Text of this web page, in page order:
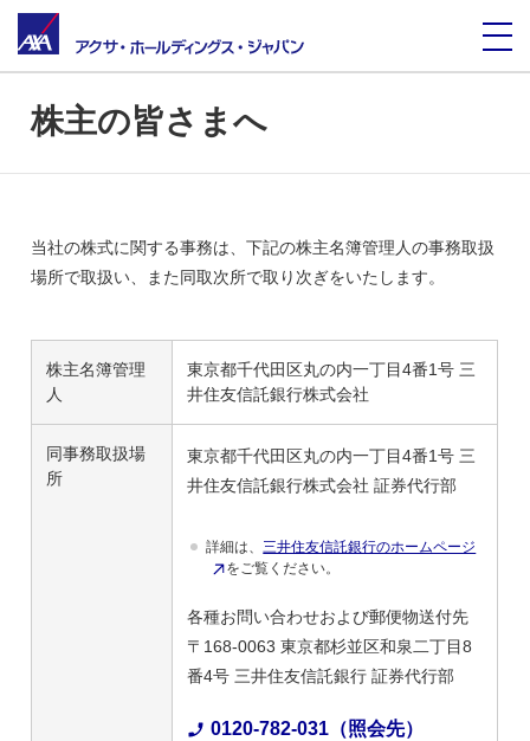
株主の皆さまへ
当社の株式に関する事務は、下記の株主名簿管理人の事務取扱
場所で取扱い、また同取次所で取り次ぎをいたします。
株主名簿管理
人
東京都千代田区丸の内一丁目4番1号 三
井住友信託銀行株式会社
同事務取扱場
所
東京都千代田区丸の内一丁目4番1号 三
井住友信託銀行株式会社 証券代行部
詳細は、三井住友信託銀行のホームページ
をご覧ください。
各種お問い合わせおよび郵便物送付先
〒168-0063 東京都杉並区和泉二丁目8
番4号 三井住友信託銀行 証券代行部
0120-782-031（照会先）